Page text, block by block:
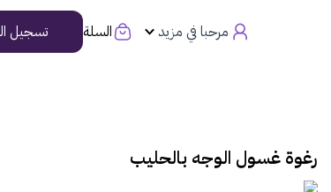
مرحبا في مزيد السلة تسجيل
رغوة غسول الوجه بالحليب